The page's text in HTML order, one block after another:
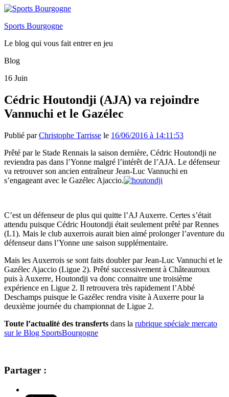
Sports Bourgogne
Le blog qui vous fait entrer en jeu
Blog
16 Juin
Cédric Houtondji (AJA) va rejoindre
Vannuchi et le Gazélec
Publié parChristophe Tarrisse le 16/06/2016 à 14:11:53
Prêté par le Stade Rennais la saison dernière, Cédric Houtondji ne
reviendra pas dans l’Yonne malgré l’intérêt de l’AJA. Le défenseur
va retrouver son ancien entraîneur Jean-Luc Vannuchi en
s’engageant avec le Gazélec Ajaccio.
C’est un défenseur de plus qui quitte l’AJ Auxerre. Certes s’était
attendu puisque Cédric Houtondji était seulement prêté par Rennes
(L1). Mais le club auxerrois aurait bien aimé prolonger l’aventure du
défenseur dans l’Yonne une saison supplémentaire.
Mais les Auxerrois se sont faits doubler par Jean-Luc Vannuchi et le
Gazélec Ajaccio (Ligue 2). Prêté successivement à Châteauroux
puis à Auxerre, Houtondji va donc connaitre une troisième
expérience en Ligue 2. Il retrouvera très rapidement l’Abbé
Deschamps puisque le Gazélec rendra visite à Auxerre pour la
deuxième journée du championnat de Ligue 2.
Toute l’actualité des transferts dans la rubrique spéciale mercato
sur le Blog SportsBourgogne
Partager :